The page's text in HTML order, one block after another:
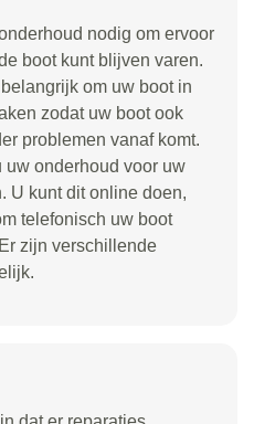
nodig om ervoor
boot kunt blijven varen.
om uw boot in
zodat uw boot ook
problemen vanaf komt.
uw onderhoud voor uw
U kunt dit online doen,
telefonisch uw boot
zijn verschillende